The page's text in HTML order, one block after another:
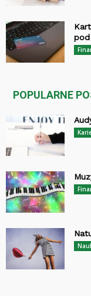
pod
POPULARNE